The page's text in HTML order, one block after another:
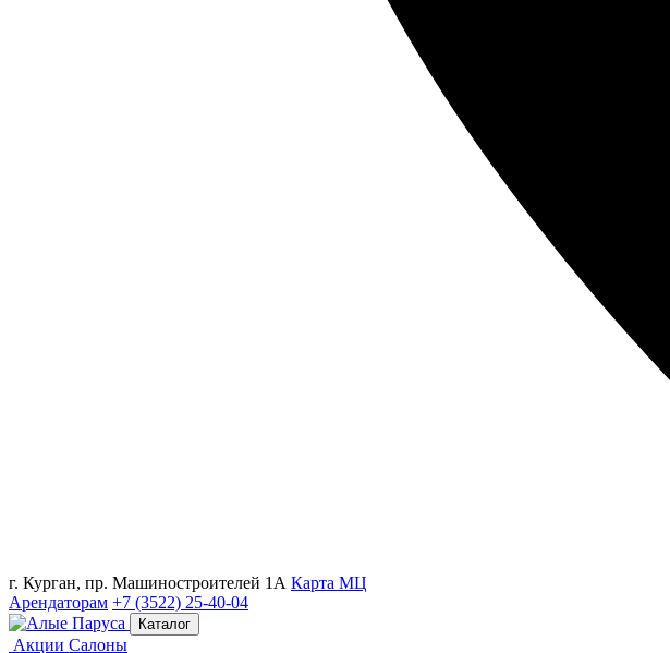
г. Курган, пр. Машиностроителей 1А Карта МЦ
Арендаторам +7 (3522) 25-40-04
Каталог
Акции Салоны